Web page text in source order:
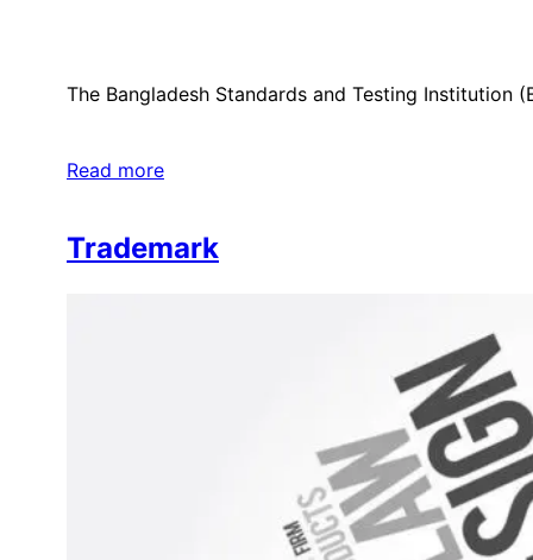
​The Bangladesh Standards and Testing Institution
Read more
Trademark